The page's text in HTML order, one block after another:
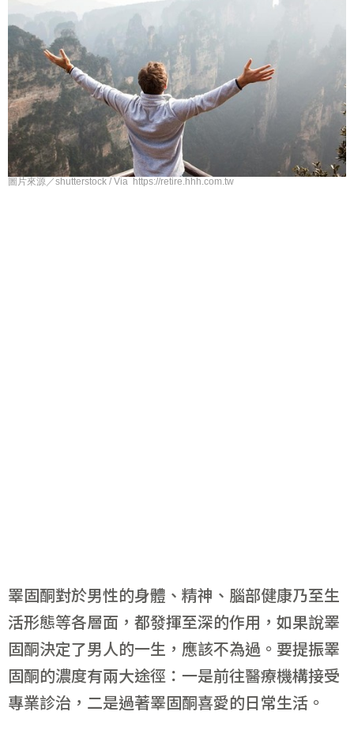
圖片來源／shutterstock / Via https://retire.hhh.com.tw
睪固酮對於男性的身體、精神、腦部健康乃至生
活形態等各層面，都發揮至深的作用，如果說睪
固酮決定了男人的一生，應該不為過。要提振睪
固酮的濃度有兩大途徑：一是前往醫療機構接受
專業診治，二是過著睪固酮喜愛的日常生活。